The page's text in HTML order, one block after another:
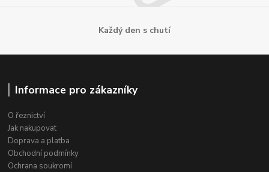
Každý den s chutí
Informace pro zákazníky
O řeznictví
Jak nakupovat
Doprava a platba
Obchodní podmínky
Ochrana soukromí